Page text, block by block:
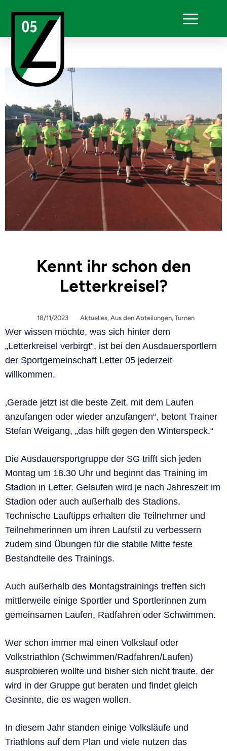
Kennt ihr schon den
Letterkreisel?
18/11/2023 Aktuelles, Aus den Abteilungen, Turnen
Wer wissen möchte, was sich hinter dem
„Letterkreisel verbirgt“, ist bei den Ausdauersportlern
der Sportgemeinschaft Letter 05 jederzeit
willkommen.
„Gerade jetzt ist die beste Zeit, mit dem Laufen
anzufangen oder wieder anzufangen“, betont Trainer
Stefan Weigang, „das hilft gegen den Winterspeck.“
Die Ausdauersportgruppe der SG trifft sich jeden
Montag um 18.30 Uhr und beginnt das Training im
Stadion in Letter. Gelaufen wird je nach Jahreszeit im
Stadion oder auch außerhalb des Stadions.
Technische Lauftipps erhalten die Teilnehmer und
Teilnehmerinnen um ihren Laufstil zu verbessern
zudem sind Übungen für die stabile Mitte feste
Bestandteile des Trainings.
Auch außerhalb des Montagstrainings treffen sich
mittlerweile einige Sportler und Sportlerinnen zum
gemeinsamen Laufen, Radfahren oder Schwimmen.
Wer schon immer mal einen Volkslauf oder
Volkstriathlon (Schwimmen/Radfahren/Laufen)
ausprobieren wollte und bisher sich nicht traute, der
wird in der Gruppe gut beraten und findet gleich
Gesinnte, die es wagen wollen.
In diesem Jahr standen einige Volksläufe und
Triathlons auf dem Plan und viele nutzen das